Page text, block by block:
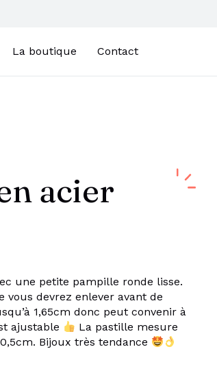
La boutique Contact
acier
une petite pampille ronde lisse.
devrez enlever avant de
1,65cm donc peut convenir à
ajustable
La pastille mesure
Bijoux très tendance